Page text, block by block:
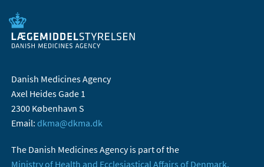
Danish Medicines Agency
Axel Heides Gade 1
2300 København S
Email: dkma@dkma.dk
The Danish Medicines Agency is part of the
Ministry of Health and Ecclesiastical Affairs of Denmark.